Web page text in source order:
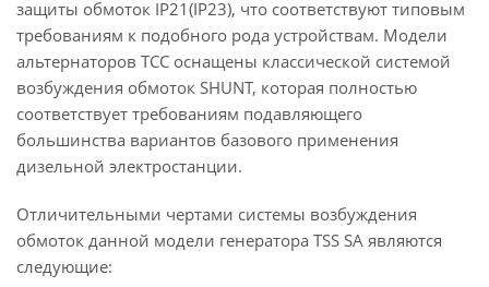
защиты обмоток IP21(IP23), что соответствуют типовым
требованиям к подобного рода устройствам. Модели
альтернаторов ТСС оснащены классической системой
возбуждения обмоток SHUNT, которая полностью
соответствует требованиям подавляющего
большинства вариантов базового применения
дизельной электростанции.
Отличительными чертами системы возбуждения
обмоток данной модели генератора TSS SA являются
следующие: